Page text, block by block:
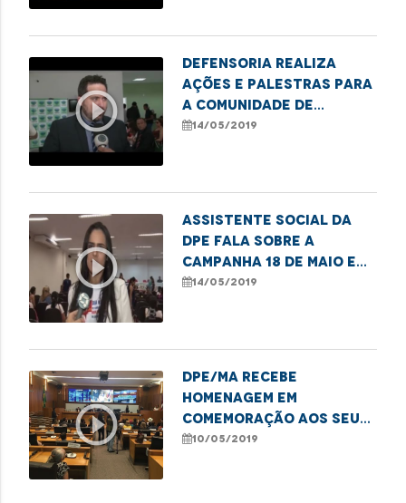
play_circle_outline
Defensoria realiza
ações e palestras para
a comunidade de
Imperatriz
14/05/2019
play_circle_outline
Assistente social da
DPE fala sobre a
campanha 18 de maio em
Imperatriz
14/05/2019
play_circle_outline
DPE/MA recebe
homenagem em
comemoração aos seus
18 anos
10/05/2019